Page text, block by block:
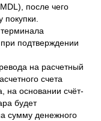
после чего
подтверждении
на расчетный
счета
на основании счёт-
будет
сумму денежного